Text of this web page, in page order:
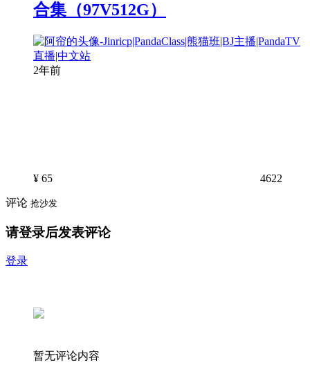
合集（97V512G）
2年前
¥ 65 4622
评论 抢沙发
请登录后发表评论
登录
暂无评论内容